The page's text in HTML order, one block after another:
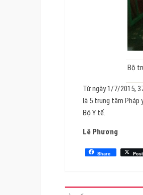
Bộ
Từ ngày 1/7/2015,
là 5 trung tâm Pháp
Bộ Y tế.
Lê Phương
Share Post